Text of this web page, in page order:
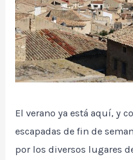
El verano ya está aquí, y
escapadas de fin de
por los diversos lugares